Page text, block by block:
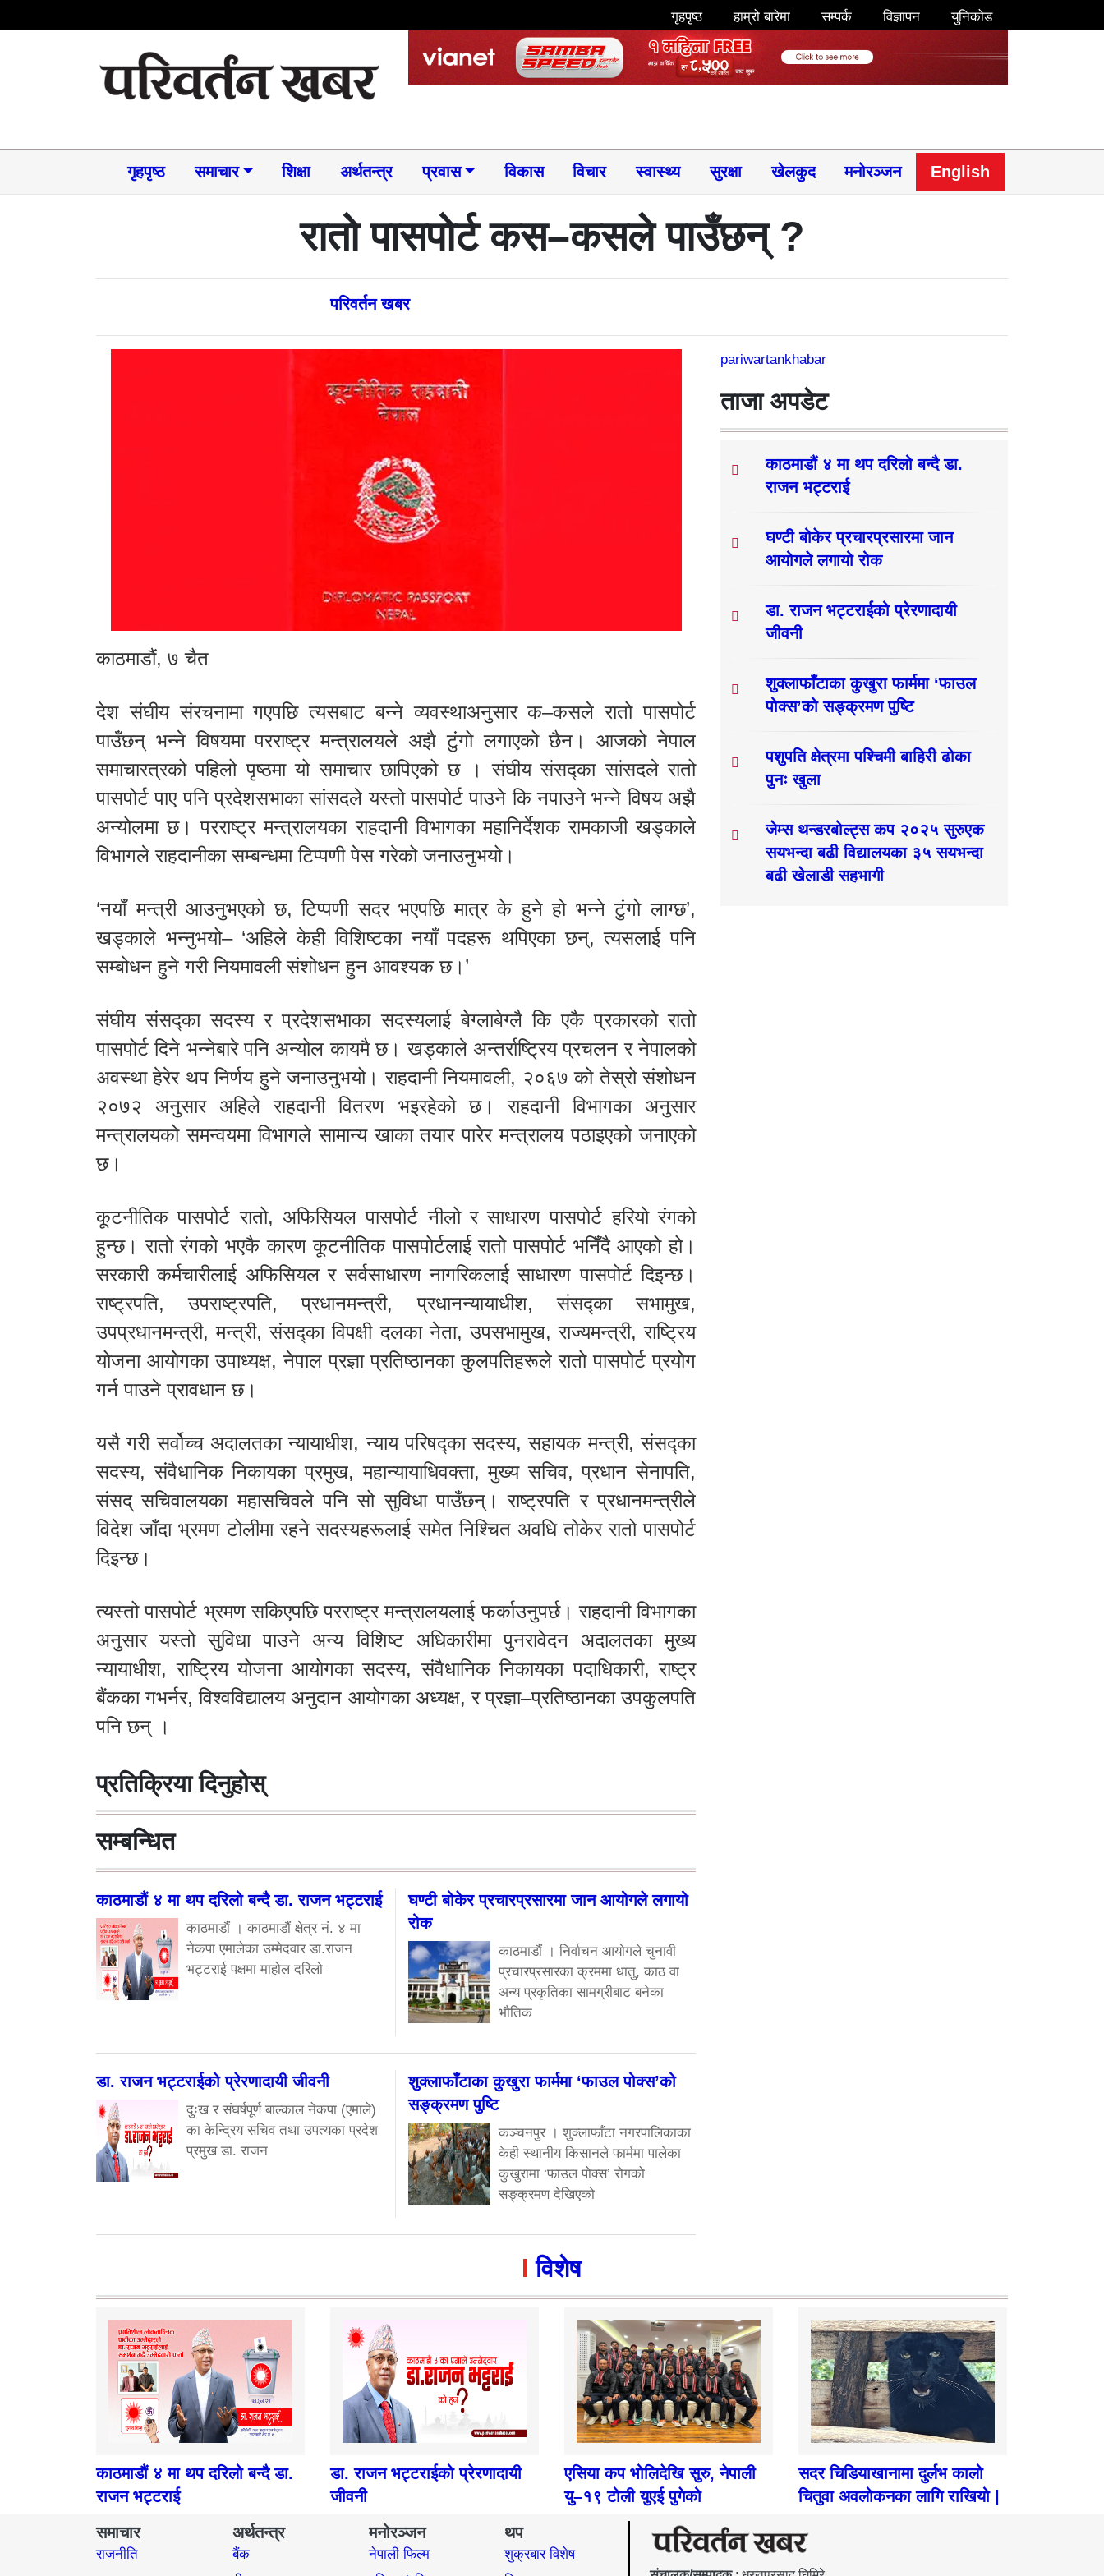
गृहपृष्ठ हाम्रो बारेमा सम्पर्क विज्ञापन युनिकोड
गृहपृष्ठ समाचार​ शिक्षा अर्थतन्त्र प्रवास विकास विचार स्वास्थ्य सुरक्षा खेलकुद मनोरञ्जन English
रातो पासपोर्ट कस–कसले पाउँछन् ?
परिवर्तन खबर
काठमाडौं, ७ चैत
देश संघीय संरचनामा गएपछि त्यसबाट बन्ने व्यवस्थाअनुसार क–कसले रातो पासपोर्ट
पाउँछन् भन्ने विषयमा परराष्ट्र मन्त्रालयले अझै टुंगो लगाएको छैन। आजको नेपाल
समाचारत्रको पहिलो पृष्ठमा यो समाचार छापिएको छ । संघीय संसद्का सांसदले रातो
पासपोर्ट पाए पनि प्रदेशसभाका सांसदले यस्तो पासपोर्ट पाउने कि नपाउने भन्ने विषय अझै
अन्योलमा छ। परराष्ट्र मन्त्रालयका राहदानी विभागका महानिर्देशक रामकाजी खड्काले
विभागले राहदानीका सम्बन्धमा टिप्पणी पेस गरेको जनाउनुभयो।
‘नयाँ मन्त्री आउनुभएको छ, टिप्पणी सदर भएपछि मात्र के हुने हो भन्ने टुंगो लाग्छ’,
खड्काले भन्नुभयो– ‘अहिले केही विशिष्टका नयाँ पदहरू थपिएका छन्, त्यसलाई पनि
सम्बोधन हुने गरी नियमावली संशोधन हुन आवश्यक छ।’
संघीय संसद्का सदस्य र प्रदेशसभाका सदस्यलाई बेग्लाबेग्लै कि एकै प्रकारको रातो
पासपोर्ट दिने भन्नेबारे पनि अन्योल कायमै छ। खड्काले अन्तर्राष्ट्रिय प्रचलन र नेपालको
अवस्था हेरेर थप निर्णय हुने जनाउनुभयो। राहदानी नियमावली, २०६७ को तेस्रो संशोधन
२०७२ अनुसार अहिले राहदानी वितरण भइरहेको छ। राहदानी विभागका अनुसार
मन्त्रालयको समन्वयमा विभागले सामान्य खाका तयार पारेर मन्त्रालय पठाइएको जनाएको
छ।
कूटनीतिक पासपोर्ट रातो, अफिसियल पासपोर्ट नीलो र साधारण पासपोर्ट हरियो रंगको
हुन्छ। रातो रंगको भएकै कारण कूटनीतिक पासपोर्टलाई रातो पासपोर्ट भनिँदै आएको हो।
सरकारी कर्मचारीलाई अफिसियल र सर्वसाधारण नागरिकलाई साधारण पासपोर्ट दिइन्छ।
राष्ट्रपति, उपराष्ट्रपति, प्रधानमन्त्री, प्रधानन्यायाधीश, संसद्का सभामुख,
उपप्रधानमन्त्री, मन्त्री, संसद्का विपक्षी दलका नेता, उपसभामुख, राज्यमन्त्री, राष्ट्रिय
योजना आयोगका उपाध्यक्ष, नेपाल प्रज्ञा प्रतिष्ठानका कुलपतिहरूले रातो पासपोर्ट प्रयोग
गर्न पाउने प्रावधान छ।
यसै गरी सर्वोच्च अदालतका न्यायाधीश, न्याय परिषद्का सदस्य, सहायक मन्त्री, संसद्का
सदस्य, संवैधानिक निकायका प्रमुख, महान्यायाधिवक्ता, मुख्य सचिव, प्रधान सेनापति,
संसद् सचिवालयका महासचिवले पनि सो सुविधा पाउँछन्। राष्ट्रपति र प्रधानमन्त्रीले
विदेश जाँदा भ्रमण टोलीमा रहने सदस्यहरूलाई समेत निश्चित अवधि तोकेर रातो पासपोर्ट
दिइन्छ।
त्यस्तो पासपोर्ट भ्रमण सकिएपछि परराष्ट्र मन्त्रालयलाई फर्काउनुपर्छ। राहदानी विभागका
अनुसार यस्तो सुविधा पाउने अन्य विशिष्ट अधिकारीमा पुनरावेदन अदालतका मुख्य
न्यायाधीश, राष्ट्रिय योजना आयोगका सदस्य, संवैधानिक निकायका पदाधिकारी, राष्ट्र
बैंकका गभर्नर, विश्वविद्यालय अनुदान आयोगका अध्यक्ष, र प्रज्ञा–प्रतिष्ठानका उपकुलपति
पनि छन् ।
प्रतिक्रिया दिनुहोस्
सम्बन्धित
काठमाडौं ४ मा थप दरिलो बन्दै डा. राजन भट्टराई
काठमाडौं । काठमाडौं क्षेत्र नं. ४ मा
नेकपा एमालेका उम्मेदवार डा.राजन
भट्टराई पक्षमा माहोल दरिलो
घण्टी बोकेर प्रचारप्रसारमा जान आयोगले लगायो
रोक
काठमाडौं । निर्वाचन आयोगले चुनावी
प्रचारप्रसारका क्रममा धातु, काठ वा
अन्य प्रकृतिका सामग्रीबाट बनेका
भौतिक
डा. राजन भट्टराईको प्रेरणादायी जीवनी
दुःख र संघर्षपूर्ण बाल्काल नेकपा (एमाले)
का केन्द्रिय सचिव तथा उपत्यका प्रदेश
प्रमुख डा. राजन
शुक्लाफाँटाका कुखुरा फार्ममा ‘फाउल पोक्स’को
सङ्क्रमण पुष्टि
कञ्चनपुर । शुक्लाफाँटा नगरपालिकाका
केही स्थानीय किसानले फार्ममा पालेका
कुखुरामा ‘फाउल पोक्स’ रोगको
सङ्क्रमण देखिएको
pariwartankhabar
ताजा अपडेट
काठमाडौं ४ मा थप दरिलो बन्दै डा.
राजन भट्टराई
घण्टी बोकेर प्रचारप्रसारमा जान
आयोगले लगायो रोक
डा. राजन भट्टराईको प्रेरणादायी
जीवनी
शुक्लाफाँटाका कुखुरा फार्ममा ‘फाउल
पोक्स’को सङ्क्रमण पुष्टि
पशुपति क्षेत्रमा पश्चिमी बाहिरी ढोका
पुनः खुला
जेम्स थन्डरबोल्ट्स कप २०२५ सुरुएक
सयभन्दा बढी विद्यालयका ३५ सयभन्दा
बढी खेलाडी सहभागी
विशेष
काठमाडौं ४ मा थप दरिलो बन्दै डा.
राजन भट्टराई
डा. राजन भट्टराईको प्रेरणादायी
जीवनी
एसिया कप भोलिदेखि सुरु, नेपाली
यु–१९ टोली युएई पुगेको
सदर चिडियाखानामा दुर्लभ कालो
चितुवा अवलोकनका लागि राखियो |
समाचार
राजनीति
अर्थतन्त्र
बैंक
मनोरञ्जन
नेपाली फिल्म
थप
शुक्रबार विशेष